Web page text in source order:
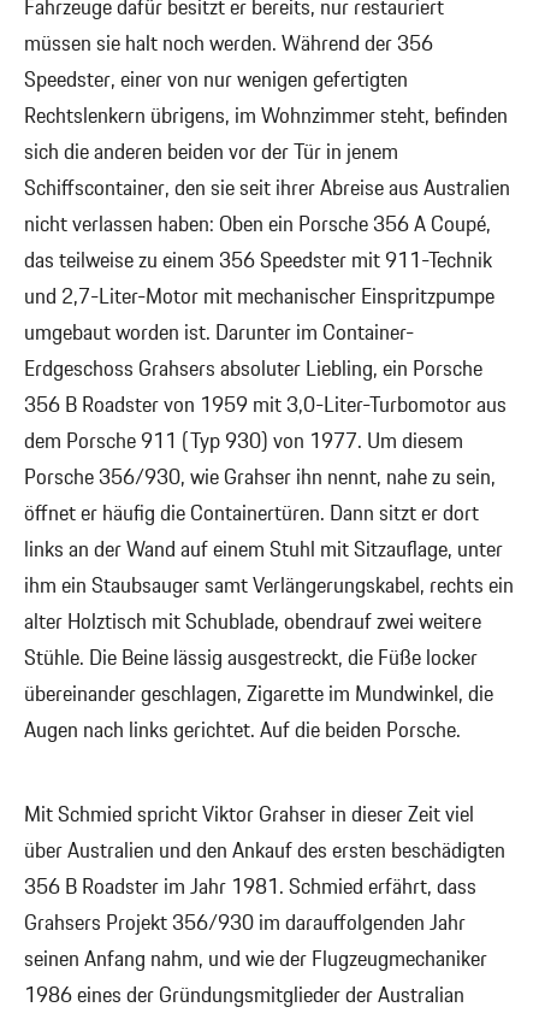
Fahrzeuge dafür besitzt er bereits, nur restauriert
müssen sie halt noch werden. Während der 356
Speedster, einer von nur wenigen gefertigten
Rechtslenkern übrigens, im Wohnzimmer steht, befinden
sich die anderen beiden vor der Tür in jenem
Schiffscontainer, den sie seit ihrer Abreise aus Australien
nicht verlassen haben: Oben ein Porsche 356 A Coupé,
das teilweise zu einem 356 Speedster mit 911-Technik
und 2,7-Liter-Motor mit mechanischer Einspritzpumpe
umgebaut worden ist. Darunter im Container-
Erdgeschoss Grahsers absoluter Liebling, ein Porsche
356 B Roadster von 1959 mit 3,0-Liter-Turbomotor aus
dem Porsche 911 (Typ 930) von 1977. Um diesem
Porsche 356/930, wie Grahser ihn nennt, nahe zu sein,
öffnet er häufig die Containertüren. Dann sitzt er dort
links an der Wand auf einem Stuhl mit Sitzauflage, unter
ihm ein Staubsauger samt Verlängerungskabel, rechts ein
alter Holztisch mit Schublade, obendrauf zwei weitere
Stühle. Die Beine lässig ausgestreckt, die Füße locker
übereinander geschlagen, Zigarette im Mundwinkel, die
Augen nach links gerichtet. Auf die beiden Porsche.
Mit Schmied spricht Viktor Grahser in dieser Zeit viel
über Australien und den Ankauf des ersten beschädigten
356 B Roadster im Jahr 1981. Schmied erfährt, dass
Grahsers Projekt 356/930 im darauffolgenden Jahr
seinen Anfang nahm, und wie der Flugzeugmechaniker
1986 eines der Gründungsmitglieder der Australian